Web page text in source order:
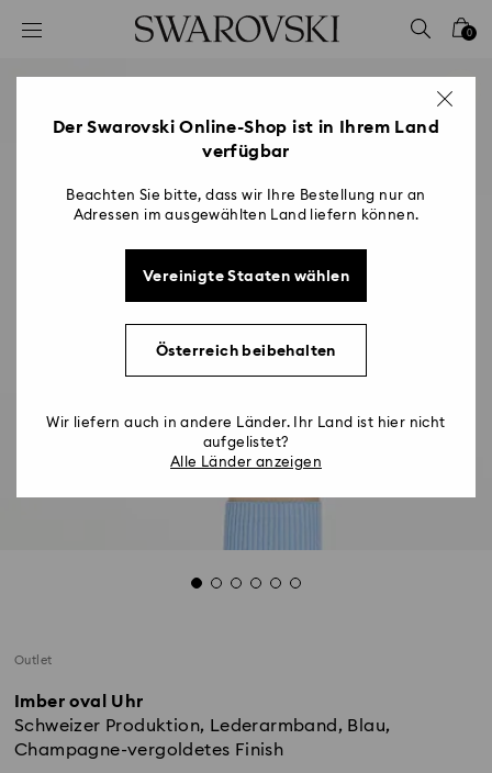
Liste Tastaturkürzel
2 - Footer
0
Outlet
Imber oval Uhr
Schweizer Produktion, Lederarmband, Blau,
Champagne-vergoldetes Finish
Der Swarovski Online-Shop ist in Ihrem Land
verfügbar
Beachten Sie bitte, dass wir Ihre Bestellung nur an
Adressen im ausgewählten Land liefern können.
Vereinigte Staaten wählen
Österreich beibehalten
Wir liefern auch in andere Länder. Ihr Land ist hier nicht
aufgelistet?
Alle Länder anzeigen